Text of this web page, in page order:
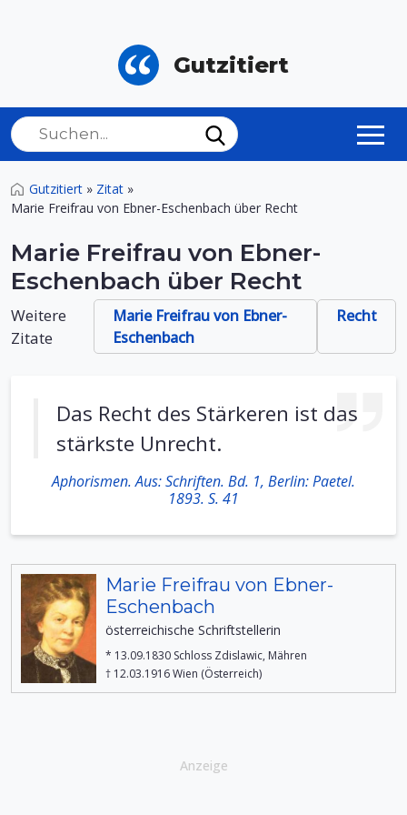
Gutzitiert
Gutzitiert » Zitat »
Marie Freifrau von Ebner-Eschenbach über Recht
Marie Freifrau von Ebner-
Eschenbach über Recht
Weitere
Zitate
Marie Freifrau von Ebner-
Eschenbach
Recht
Das Recht des Stärkeren ist das
stärkste Unrecht.
Aphorismen. Aus: Schriften. Bd. 1, Berlin: Paetel.
1893. S. 41
Marie Freifrau von Ebner-
Eschenbach
österreichische Schriftstellerin
* 13.09.1830 Schloss Zdislawic, Mähren
† 12.03.1916 Wien (Österreich)
Anzeige